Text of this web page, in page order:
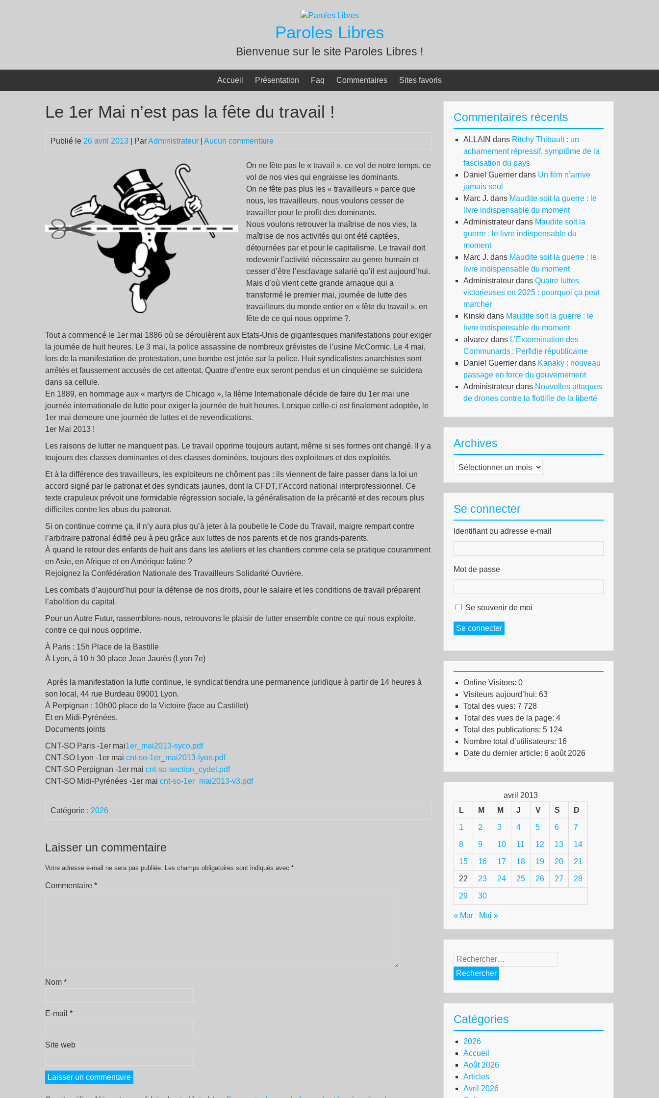
Paroles Libres
Bienvenue sur le site Paroles Libres !
Accueil Présentation Faq Commentaires Sites favoris
Le 1er Mai n’est pas la fête du travail !
Publié le 26 avril 2013 | ParAdministrateur Aucun commentaire
On ne fête pas le « travail », ce vol de notre temps, ce
vol de nos vies qui engraisse les dominants.
On ne fête pas plus les « travailleurs » parce que
nous, les travailleurs, nous voulons cesser de
travailler pour le profit des dominants.
Nous voulons retrouver la maîtrise de nos vies, la
maîtrise de nos activités qui ont été captées,
détournées par et pour le capitalisme. Le travail doit
redevenir l’activité nécessaire au genre humain et
cesser d’être l’esclavage salarié qu’il est aujourd’hui.
Mais d’où vient cette grande arnaque qui a
transformé le premier mai, journée de lutte des
travailleurs du monde entier en « fête du travail », en
fête de ce qui nous opprime ?.
Tout a commencé le 1er mai 1886 où se déroulèrent aux Etats-Unis de gigantesques manifestations pour exiger
la journée de huit heures. Le 3 mai, la police assassine de nombreux grévistes de l’usine McCormic. Le 4 mai,
lors de la manifestation de protestation, une bombe est jetée sur la police. Huit syndicalistes anarchistes sont
arrêtés et faussement accusés de cet attentat. Quatre d’entre eux seront pendus et un cinquième se suicidera
dans sa cellule.
En 1889, en hommage aux « martyrs de Chicago », la IIème Internationale décide de faire du 1er mai une
journée internationale de lutte pour exiger la journée de huit heures. Lorsque celle-ci est finalement adoptée, le
1er mai demeure une journée de luttes et de revendications.
1er Mai 2013 !
Les raisons de lutter ne manquent pas. Le travail opprime toujours autant, même si ses formes ont changé. Il y a
toujours des classes dominantes et des classes dominées, toujours des exploiteurs et des exploités.
Et à la différence des travailleurs, les exploiteurs ne chôment pas : ils viennent de faire passer dans la loi un
accord signé par le patronat et des syndicats jaunes, dont la CFDT, l’Accord national interprofessionnel. Ce
texte crapuleux prévoit une formidable régression sociale, la généralisation de la précarité et des recours plus
difficiles contre les abus du patronat.
Si on continue comme ça, il n’y aura plus qu’à jeter à la poubelle le Code du Travail, maigre rempart contre
l’arbitraire patronal édifié peu à peu grâce aux luttes de nos parents et de nos grands-parents.
À quand le retour des enfants de huit ans dans les ateliers et les chantiers comme cela se pratique couramment
en Asie, en Afrique et en Amérique latine ?
Rejoignez la Confédération Nationale des Travailleurs Solidarité Ouvrière.
Les combats d’aujourd’hui pour la défense de nos droits, pour le salaire et les conditions de travail préparent
l’abolition du capital.
Pour un Autre Futur, rassemblons-nous, retrouvons le plaisir de lutter ensemble contre ce qui nous exploite,
contre ce qui nous opprime.
À Paris : 15h Place de la Bastille
À Lyon, à 10 h 30 place Jean Jaurès (Lyon 7e)
Après la manifestation la lutte continue, le syndicat tiendra une permanence juridique à partir de 14 heures à
son local, 44 rue Burdeau 69001 Lyon.
À Perpignan : 10h00 place de la Victoire (face au Castillet)
Et en Midi-Pyrénées.
Documents joints
CNT-SO Paris -1er mai1er_mai2013-syco.pdf
CNT-SO Lyon -1er mai cnt-so-1er_mai2013-lyon.pdf
CNT-SO Perpignan -1er mai cnt-so-section_cydel.pdf
CNT-SO Midi-Pyrénées -1er mai cnt-so-1er_mai2013-v3.pdf
Catégorie : 2026
Laisser un commentaire
Votre adresse e-mail ne sera pas publiée. Les champs obligatoires sont indiqués avec *
Commentaire *
Nom *
E-mail *
Site web
Commentaires récents
ALLAIN dans Ritchy Thibault : un
acharnement répressif, symptôme de la
fascisation du pays
Daniel Guerrier dans Un film n’arrive
jamais seul
Marc J. dans Maudite soit la guerre : le
livre indispensable du moment
Administrateur dans Maudite soit la
guerre : le livre indispensable du
moment
Marc J. dans Maudite soit la guerre : le
livre indispensable du moment
Administrateur dans Quatre luttes
victorieuses en 2025 : pourquoi ça peut
marcher
Kinski dans Maudite soit la guerre : le
livre indispensable du moment
alvarez dans L’Extermination des
Communards : Perfidie républicaine
Daniel Guerrier dans Kanaky : nouveau
passage en force du gouvernement
Administrateur dans Nouvelles attaques
de drones contre la flottille de la liberté
Archives
Archives
Se connecter
Identifiant ou adresse e-mail
Mot de passe
Se souvenir de moi
Se connecter
Online Visitors: 0
Visiteurs aujourd’hui: 63
Total des vues: 7 728
Total des vues de la page: 4
Total des publications: 5 124
Nombre total d’utilisateurs: 16
Date du dernier article: 6 août 2026
avril 2013
L
M M J V S D
1 2 3 4 5 6 7
8 9 10 11 12 13 14
15 16 17 18 19 20 21
22 23 24 25 26 27 28
29 30
« Mar Mai »
Rechercher :
Catégories
2026
Accueil
Août 2026
Articles
Avril 2026